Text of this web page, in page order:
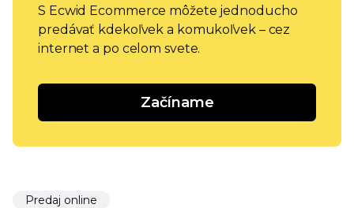
S Ecwid Ecommerce môžete jednoducho
predávať kdekoľvek a komukoľvek – cez
internet a po celom svete.
Začíname
Predaj online